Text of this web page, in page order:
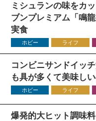
ミシュランの味をカ
ブンプレミアム「鳴
実食
ホビー ライフ
コンビニサンドイッ
も具が多くて美味し
ホビー ライフ
爆発的大ヒット調味